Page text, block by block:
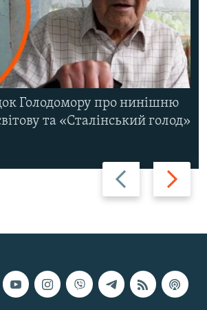
Назад Вперед
Голодомору про нинішню
та «Сталінський голод»